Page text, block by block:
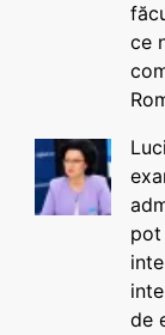
ce
pot
de